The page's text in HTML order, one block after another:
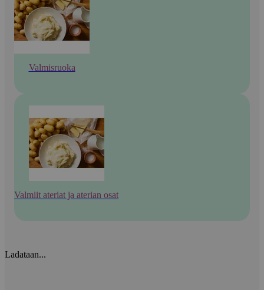
Valmisruoka
Valmiit ateriat ja aterian osat
Ladataan...